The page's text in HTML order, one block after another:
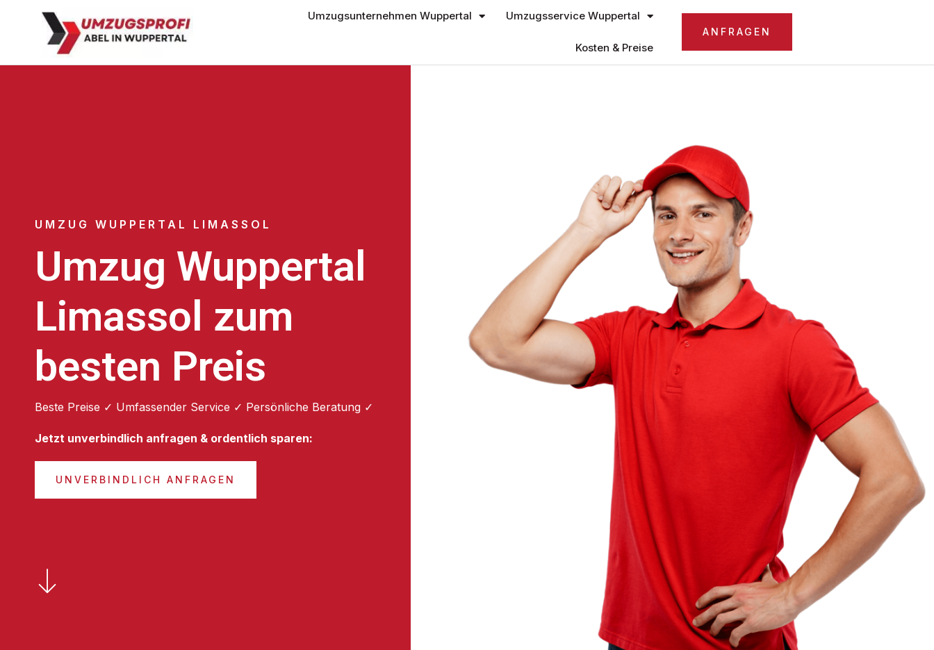
Umzugsunternehmen Wuppertal Umzugsservice Wuppertal
Kosten & Preise
ANFRAGEN
UMZUG WUPPERTAL LIMASSOL
Umzug Wuppertal
Limassol zum
besten Preis
Beste Preise ✓ Umfassender Service ✓ Persönliche Beratung ✓
Jetzt unverbindlich anfragen & ordentlich sparen:
UNVERBINDLICH ANFRAGEN